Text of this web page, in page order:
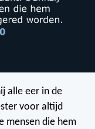
alle eer in de
voor altijd
mensen die hem